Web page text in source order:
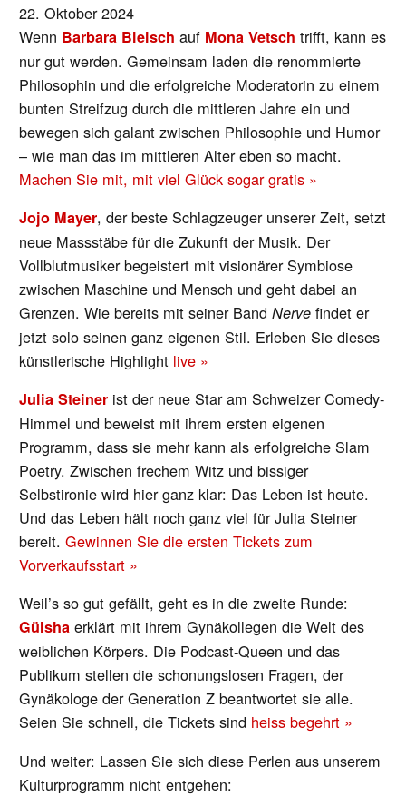
22. Oktober 2024
Wenn Barbara Bleisch auf Mona Vetsch trifft, kann es
nur gut werden. Gemeinsam laden die renommierte
Philosophin und die erfolgreiche Moderatorin zu einem
bunten Streifzug durch die mittleren Jahre ein und
bewegen sich galant zwischen Philosophie und Humor
– wie man das im mittleren Alter eben so macht.
Machen Sie mit, mit viel Glück sogar gratis »
Jojo Mayer, der beste Schlagzeuger unserer Zeit, setzt
neue Massstäbe für die Zukunft der Musik. Der
Vollblutmusiker begeistert mit visionärer Symbiose
zwischen Maschine und Mensch und geht dabei an
Grenzen. Wie bereits mit seiner BandNerve findet er
jetzt solo seinen ganz eigenen Stil. Erleben Sie dieses
künstlerische Highlight live »
Julia Steiner ist der neue Star am Schweizer Comedy-
Himmel und beweist mit ihrem ersten eigenen
Programm, dass sie mehr kann als erfolgreiche Slam
Poetry. Zwischen frechem Witz und bissiger
Selbstironie wird hier ganz klar: Das Leben ist heute.
Und das Leben hält noch ganz viel für Julia Steiner
bereit.Gewinnen Sie die ersten Tickets zum
Vorverkaufsstart »
Weil’s so gut gefällt, geht es in die zweite Runde:
Gülsha erklärt mit ihrem Gynäkollegen die Welt des
weiblichen Körpers. Die Podcast-Queen und das
Publikum stellen die schonungslosen Fragen, der
Gynäkologe der Generation Z beantwortet sie alle.
Seien Sie schnell, die Tickets sind heiss begehrt »
Und weiter: Lassen Sie sich diese Perlen aus unserem
Kulturprogramm nicht entgehen: